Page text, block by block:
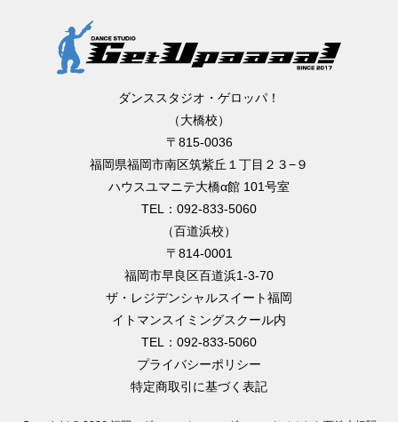
ダンススタジオ・ゲロッパ！
（大橋校）
〒815-0036
福岡県福岡市南区筑紫丘１丁目２３−９
ハウスユマニテ大橋α館 101号室
TEL：092-833-5060
（百道浜校）
〒814-0001
福岡市早良区百道浜1-3-70
ザ・レジデンシャルスイート福岡
イトマンスイミングスクール内
TEL：092-833-5060
プライバシーポリシー
特定商取引に基づく表記